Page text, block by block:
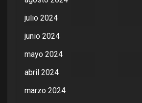
julio 2024
junio 2024
mayo 2024
abril 2024
marzo 2024